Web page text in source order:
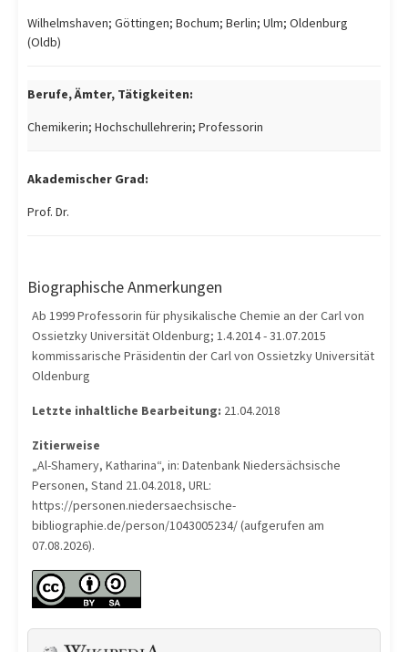
Wilhelmshaven; Göttingen; Bochum; Berlin; Ulm; Oldenburg
(Oldb)
Berufe, Ämter, Tätigkeiten:
Chemikerin; Hochschullehrerin; Professorin
Akademischer Grad:
Prof. Dr.
Biographische Anmerkungen
Ab 1999 Professorin für physikalische Chemie an der Carl von
Ossietzky Universität Oldenburg; 1.4.2014 - 31.07.2015
kommissarische Präsidentin der Carl von Ossietzky Universität
Oldenburg
Letzte inhaltliche Bearbeitung: 21.04.2018
Zitierweise
„Al-Shamery, Katharina“, in: Datenbank Niedersächsische
Personen, Stand 21.04.2018, URL:
https://personen.niedersaechsische-
bibliographie.de/person/1043005234/ (aufgerufen am
07.08.2026).